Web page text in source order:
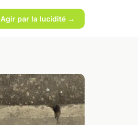
Agir par la lucidité →